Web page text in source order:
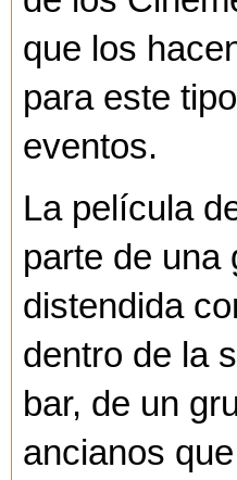
que los
para este
eventos.
La película
parte de una
distendida
dentro de la
bar, de un
ancianos